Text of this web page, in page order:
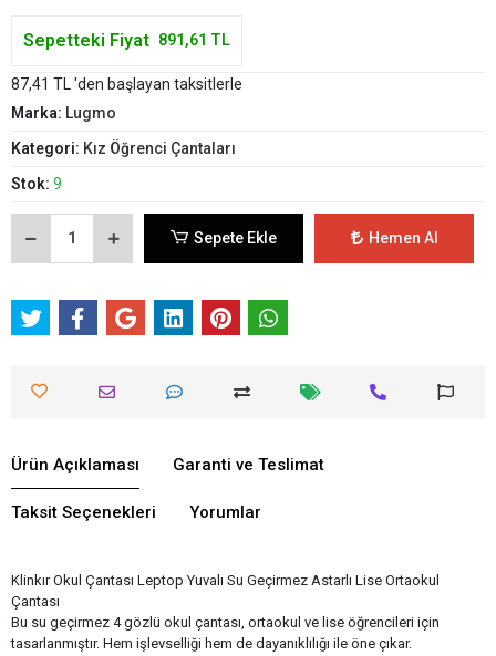
Sepetteki Fiyat 891,61 TL
87,41 TL 'den başlayan taksitlerle
Marka: Lugmo
Kategori: Kız Öğrenci Çantaları
Stok: 9
Sepete Ekle Hemen Al
Ürün Açıklaması Garanti ve Teslimat
Taksit Seçenekleri Yorumlar
Klinkır Okul Çantası Leptop Yuvalı Su Geçirmez Astarlı Lise Ortaokul
Çantası
Bu su geçirmez 4 gözlü okul çantası, ortaokul ve lise öğrencileri için
tasarlanmıştır. Hem işlevselliği hem de dayanıklılığı ile öne çıkar.